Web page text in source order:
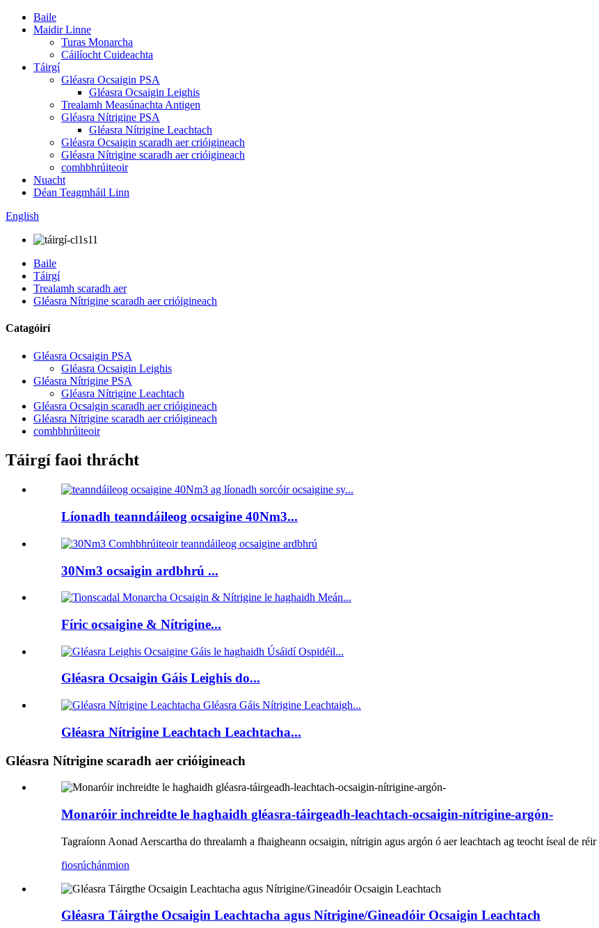
Baile
Maidir Linne
Turas Monarcha
Cáilíocht Cuideachta
Táirgí
Gléasra Ocsaigin PSA
Gléasra Ocsaigin Leighis
Trealamh Measúnachta Antigen
Gléasra Nítrigine PSA
Gléasra Nítrigine Leachtach
Gléasra Ocsaigin scaradh aer crióigineach
Gléasra Nítrigine scaradh aer crióigineach
comhbhrúiteoir
Nuacht
Déan Teagmháil Linn
English
Baile
Táirgí
Trealamh scaradh aer
Gléasra Nítrigine scaradh aer crióigineach
Catagóirí
Gléasra Ocsaigin PSA
Gléasra Ocsaigin Leighis
Gléasra Nítrigine PSA
Gléasra Nítrigine Leachtach
Gléasra Ocsaigin scaradh aer crióigineach
Gléasra Nítrigine scaradh aer crióigineach
comhbhrúiteoir
Táirgí faoi thrácht
Líonadh teanndáileog ocsaigine 40Nm3...
30Nm3 ocsaigin ardbhrú ...
Fíric ocsaigine & Nítrigine...
Gléasra Ocsaigin Gáis Leighis do...
Gléasra Nítrigine Leachtach Leachtacha...
Gléasra Nítrigine scaradh aer crióigineach
Monaróir inchreidte le haghaidh gléasra-táirgeadh-leachtach-ocsaigin-nítrigine-argón-
Tagraíonn Aonad Aerscartha do threalamh a fhaigheann ocsaigin, nítrigin agus argón ó aer leachtach ag teocht íseal de
fiosrúchánmion
Gléasra Táirgthe Ocsaigin Leachtacha agus Nítrigine/Gineadóir Ocsaigin Leachtach